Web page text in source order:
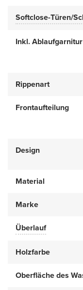
Softclose-Türen/
Inkl. Ablaufgarnitur
Rippenart
Frontaufteilung
Design
Material
Marke
Überlauf
Holzfarbe
Oberfläche des